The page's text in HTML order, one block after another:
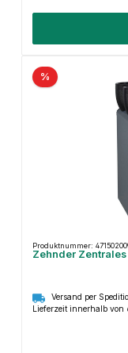
%
Produktnummer:
Zehnder
Versand per
Lieferzeit innerhalb von